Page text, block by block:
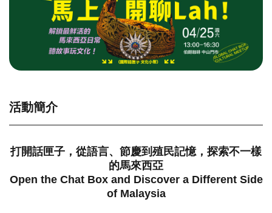
活動簡介
打開話匣子，從語言、節慶到殖民記憶，探索不一樣
的馬來西亞
Open the Chat Box and Discover a Different Side
of Malaysia